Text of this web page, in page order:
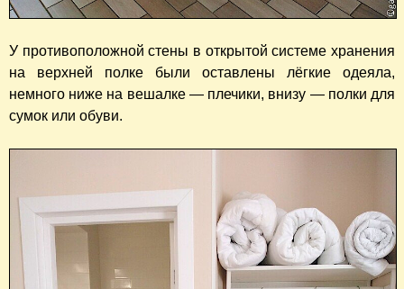
У противоположной стены в открытой системе хранения
на верхней полке были оставлены лёгкие одеяла,
немного ниже на вешалке — плечики, внизу — полки для
сумок или обуви.